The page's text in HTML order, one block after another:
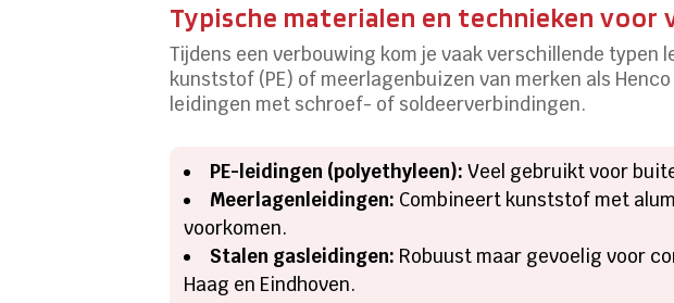
Typische materialen en technieken voor
Tijdens een verbouwing kom je vaak verschillende
kunststof (PE) of meerlagenbuizen van merken als
leidingen met schroef- of soldeerverbindingen.
PE-leidingen (polyethyleen): Veel gebruikt voor
Meerlagenleidingen: Combineert kunststof met
voorkomen.
Stalen gasleidingen: Robuust maar gevoelig voor
Haag en Eindhoven.